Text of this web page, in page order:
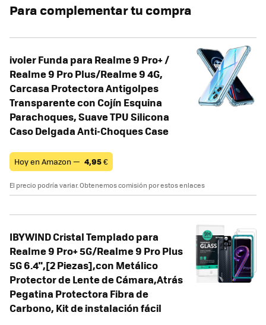
Para complementar tu compra
ivoler Funda para Realme 9 Pro+ /
Realme 9 Pro Plus/Realme 9 4G,
Carcasa Protectora Antigolpes
Transparente con Cojín Esquina
Parachoques, Suave TPU Silicona
Caso Delgada Anti-Choques Case
Hoy en Amazon — 4,95€
El precio podría variar. Obtenemos comisión por estos enlaces
IBYWIND Cristal Templado para
Realme 9 Pro+ 5G/Realme 9 Pro Plus
5G 6.4",[2 Piezas],con Metálico
Protector de Lente de Cámara,Atrás
Pegatina Protectora Fibra de
Carbono, Kit de instalación fácil